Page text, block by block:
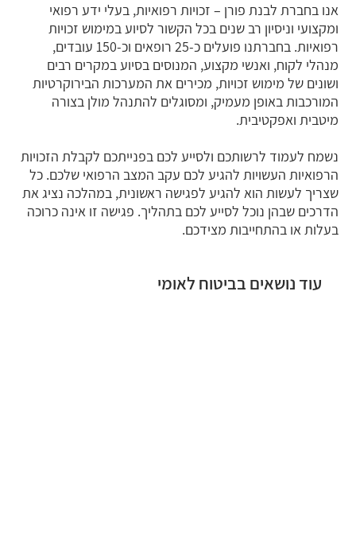
עוד נושאים בביטוח לאומי
אנו בחברת לבנת פורן – זכויות רפואיות, בעלי ידע רפואי
ומקצועי וניסיון רב שנים בכל הקשור לסיוע במימוש זכויות
רפואיות. בחברתנו פועלים כ-25 רופאים וכ-150 עובדים,
מנהלי לקוח, ואנשי מקצוע, המנוסים בסיוע במקרים רבים
ושונים של מימוש זכויות, מכירים את המערכות הבירוקרטיות
המורכבות באופן מעמיק, ומסוגלים להתנהל מולן בצורה
מיטבית ואפקטיבית.
נשמח לעמוד לרשותכם ולסייע לכם בפנייתכם לקבלת הזכויות
הרפואיות העשויות להגיע לכם עקב המצב הרפואי שלכם. כל
שצריך לעשות הוא להגיע לפגישה ראשונית, במהלכה נציג את
הדרכים שבהן נוכל לסייע לכם בתהליך. פגישה זו אינה כרוכה
בעלות או בהתחייבות מצידכם.